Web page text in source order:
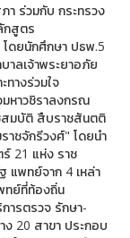
ร่วมกับ กระทรวง
กสูตร
ดยนักศึกษา ปธพ.5
าลเจ้าพระยาอภัย
ทางร่วมใจ
มหาวชิราลงกรณ
สมบัติ สืบราชสันตติ
าชจักรีวงศ์" โดยนำ
21 แห่ง ราช
แพทย์จาก 4 เหล่า
ทย์ที่ท้องถิ่น
ารตรวจ รักษา-
ง 20 สาขา ประกอบ